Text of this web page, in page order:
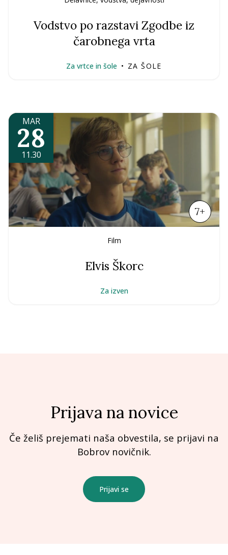
Vodstvo po razstavi Zgodbe iz
čarobnega vrta
Za vrtce in šole • ZA ŠOLE
MAR
28
11.30
7+
Film
Elvis Škorc
Za izven
Prijava na novice
Če želiš prejemati naša obvestila, se prijavi na
Bobrov novičnik.
Prijavi se